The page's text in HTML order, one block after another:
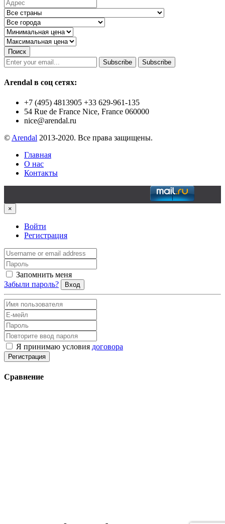
Поиск
Subscribe
Subscribe
Arendal в соц сетях:
+7 (495) 4813905 +33 629-961-135
54 Rue de France Nice, France 060000
nice@arendal.ru
© Arendal 2013-2020. Все права защищены.
Главная
О нас
Контакты
×
Войти
Регистрация
Запомнить меня
Забыли пароль?
Вход
Я принимаю условия договора
Регистрация
Сравнение